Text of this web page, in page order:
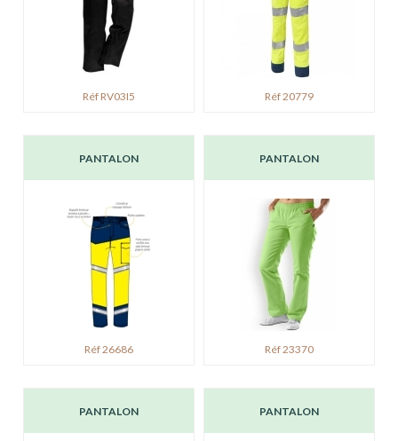
Réf RV03I5 Réf 20779
PANTALON
Réf 26686
PANTALON
Réf 23370
PANTALON PANTALON